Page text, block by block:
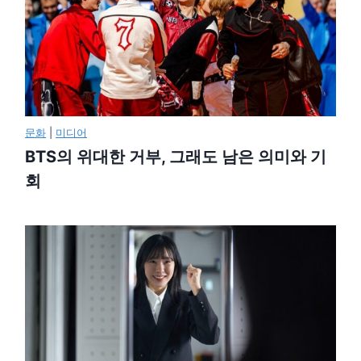
문화 미디어
BTS의 위대한 거부, 그래도 남은 의미와 기
회